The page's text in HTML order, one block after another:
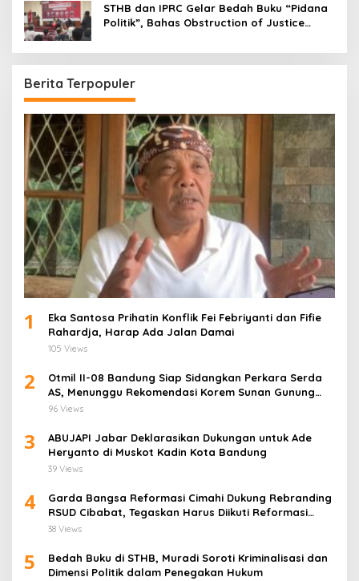
STHB dan IPRC Gelar Bedah Buku “Pidana
Politik”, Bahas Obstruction of Justice
Berita Terpopuler
1
Eka Santosa Prihatin Konflik Fei Febriyanti dan Fifie
Rahardja, Harap Ada Jalan Damai
105 Views
2
Otmil II-08 Bandung Siap Sidangkan Perkara Serda
AS, Menunggu Rekomendasi Korem Sunan Gunung
Jati Cirebon
96 Views
3
ABUJAPI Jabar Deklarasikan Dukungan untuk Ade
Heryanto di Muskot Kadin Kota Bandung
39 Views
4
Garda Bangsa Reformasi Cimahi Dukung Rebranding
RSUD Cibabat, Tegaskan Harus Diikuti Reformasi
Pelayanan
38 Views
5
Bedah Buku di STHB, Muradi Soroti Kriminalisasi dan
Dimensi Politik dalam Penegakan Hukum